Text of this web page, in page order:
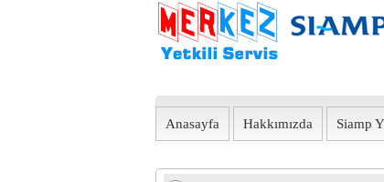
Anasayfa Hakkımızda Siamp